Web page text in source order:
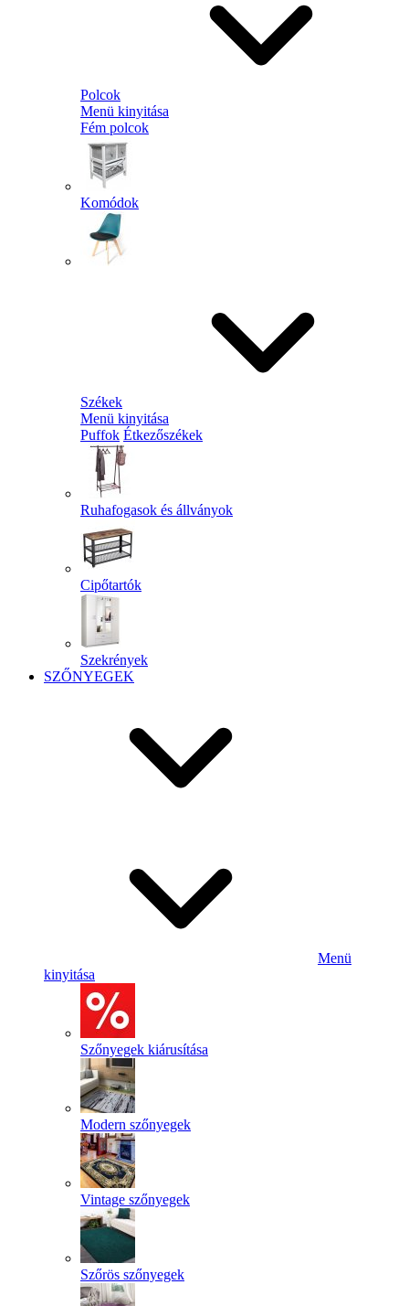
Polcok
Menü kinyitása
Fém polcok
Komódok
Székek
Menü kinyitása
Puffok Étkezőszékek
Ruhafogasok és állványok
Cipőtartók
Szekrények
SZŐNYEGEK
Menü
kinyitása
Szőnyegek kiárusítása
Modern szőnyegek
Vintage szőnyegek
Szőrös szőnyegek